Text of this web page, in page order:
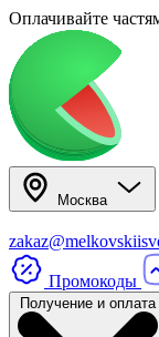
Оплачивайте
Москва
Промокоды
Получение и оплата